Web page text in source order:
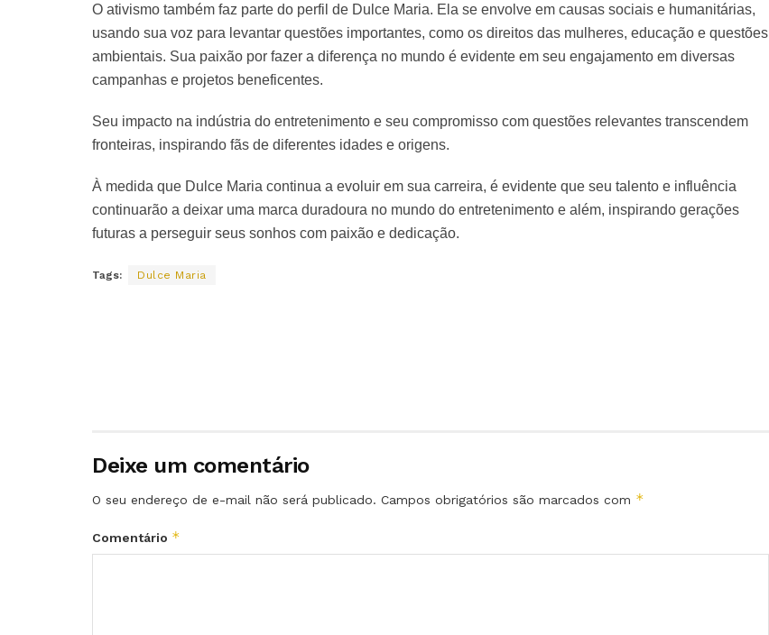
O ativismo também faz parte do perfil de Dulce Maria. Ela se envolve em causas sociais e humanitárias,
usando sua voz para levantar questões importantes, como os direitos das mulheres, educação e questões
ambientais. Sua paixão por fazer a diferença no mundo é evidente em seu engajamento em diversas
campanhas e projetos beneficentes.
Seu impacto na indústria do entretenimento e seu compromisso com questões relevantes transcendem
fronteiras, inspirando fãs de diferentes idades e origens.
À medida que Dulce Maria continua a evoluir em sua carreira, é evidente que seu talento e influência
continuarão a deixar uma marca duradoura no mundo do entretenimento e além, inspirando gerações
futuras a perseguir seus sonhos com paixão e dedicação.
Tags: Dulce Maria
Deixe um comentário
O seu endereço de e-mail não será publicado. Campos obrigatórios são marcados com *
Comentário *